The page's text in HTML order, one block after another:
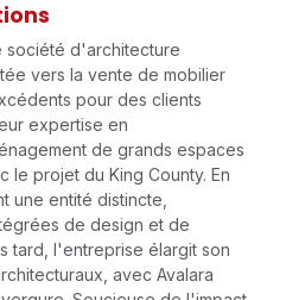
société d'architecture
vers la vente de mobilier
pour des clients
expertise en
de grands espaces
le projet du King County. En
une entité distincte,
de design et de
tard, l'entreprise élargit son
avec Avalara